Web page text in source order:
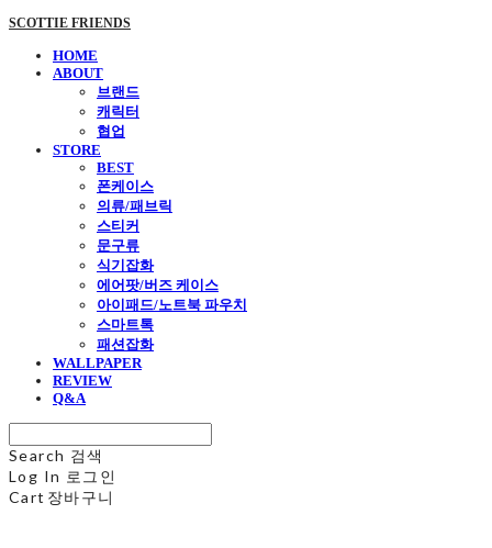
SCOTTIE FRIENDS
HOME
ABOUT
브랜드
캐릭터
협업
STORE
BEST
폰케이스
의류/패브릭
스티커
문구류
식기잡화
에어팟/버즈 케이스
아이패드/노트북 파우치
스마트톡
패션잡화
WALLPAPER
REVIEW
Q&A
Search 검색
Log In 로그인
Cart 장바구니